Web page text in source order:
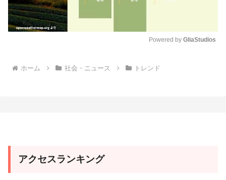
Powered by GliaStudios
ホーム 社会・ニュース トレンド
アクセスランキング